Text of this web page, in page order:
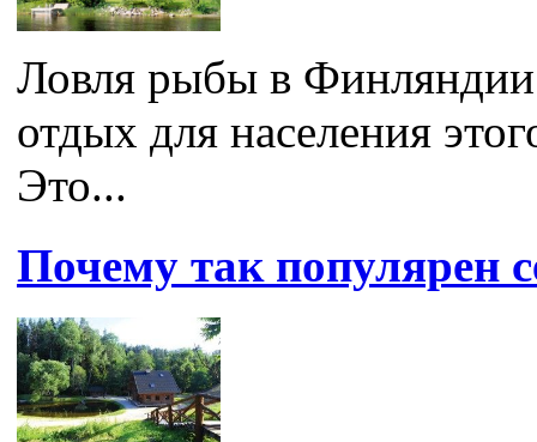
Ловля рыбы в Финляндии
отдых для населения
Это...
Почему так популярен